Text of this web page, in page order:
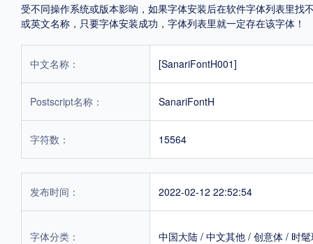
字体新闻 字体文章 字体程序 字体人物 字体网站
受不同操作系统或版本影响，如果字体安装后在软件字体列表里
或英文名称，只要字体安装成功，字体列表里就一定存在该字体！
中文名称： [SanariFontH001]
Postscript名称： SanariFontH
字符数： 15564
发布时间： 2022-02-12 22:52:54
字体分类： 中国大陆 / 中文其他 / 创意体 / 时